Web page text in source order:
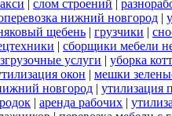
| слом строений |
нижний новгород |
щебень | грузчики |
| сборщики мебели
услуги | уборка
окон | мешки
новгород | утилизация
| аренда рабочих |